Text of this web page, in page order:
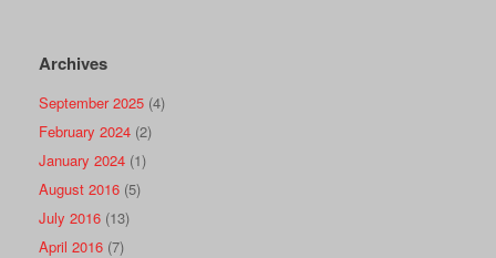
Archives
September 2025 (4)
February 2024 (2)
January 2024 (1)
August 2016 (5)
July 2016 (13)
April 2016 (7)